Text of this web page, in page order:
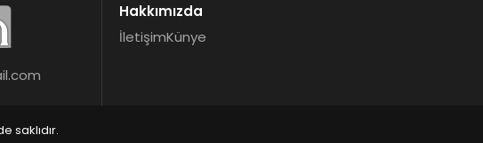
Hakkımızda
İletişimKünye
saklıdır.